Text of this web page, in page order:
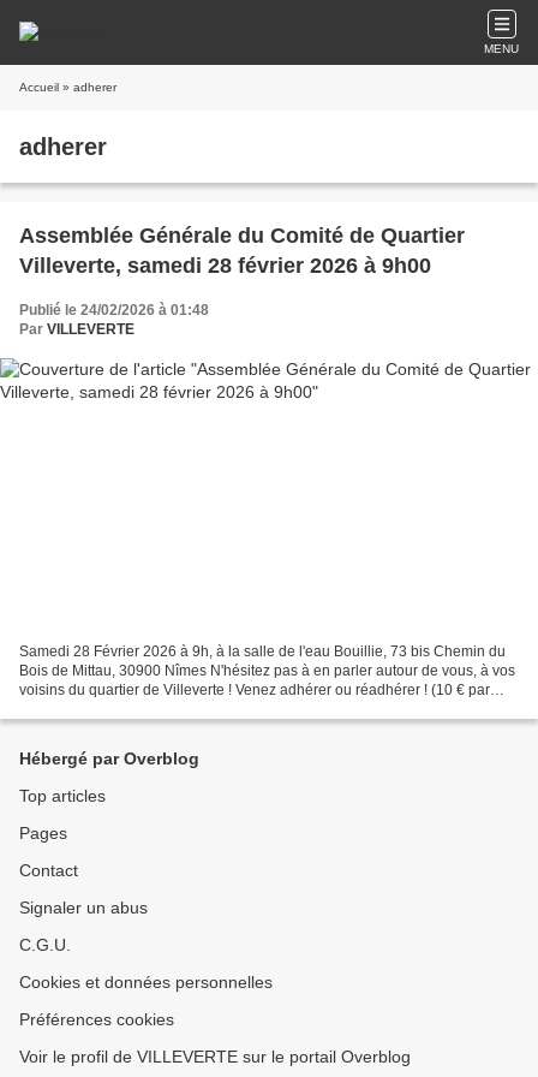
MENU
Accueil » adherer
adherer
Assemblée Générale du Comité de Quartier
Villeverte, samedi 28 février 2026 à 9h00
Publié le 24/02/2026 à 01:48
Par VILLEVERTE
Samedi 28 Février 2026 à 9h, à la salle de l'eau Bouillie, 73 bis Chemin du
Bois de Mittau, 30900 Nîmes N'hésitez pas à en parler autour de vous, à vos
voisins du quartier de Villeverte ! Venez adhérer ou réadhérer ! (10 € par
Hébergé par Overblog
Top articles
Pages
Contact
Signaler un abus
C.G.U.
Cookies et données personnelles
Préférences cookies
Voir le profil de VILLEVERTE sur le portail Overblog